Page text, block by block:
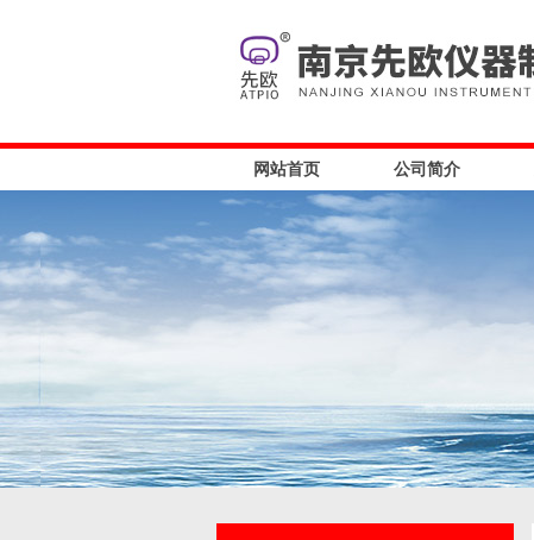
网站首页 公司简介